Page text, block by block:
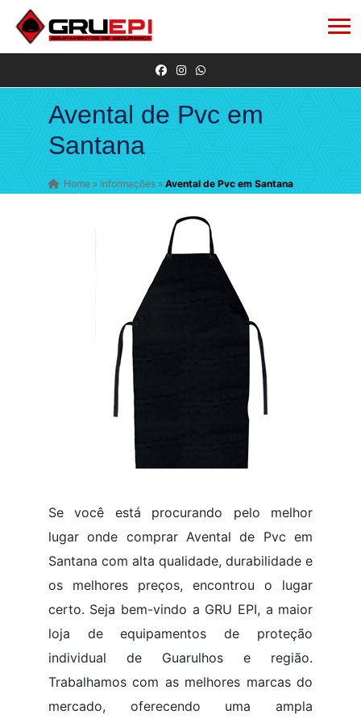
Avental de Pvc em
Santana
Home» Informações » Avental de Pvc em Santana
Se você está procurando pelo melhor
lugar onde comprar Avental de Pvc em
Santana com alta qualidade, durabilidade e
os melhores preços, encontrou o lugar
certo. Seja bem-vindo a GRU EPI, a maior
loja de equipamentos de proteção
individual de Guarulhos e região.
Trabalhamos com as melhores marcas do
mercado, oferecendo uma ampla